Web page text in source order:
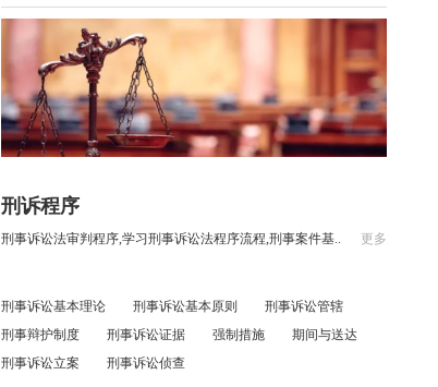
刑诉程序
更多
刑事诉讼法审判程序,学习刑事诉讼法程序流程,刑事案件基..
刑事诉讼基本理论 刑事诉讼基本原则
刑事诉讼管辖
刑事辩护制度
刑事诉讼证据 强制措施
期间与送达
刑事诉讼立案
刑事诉讼侦查